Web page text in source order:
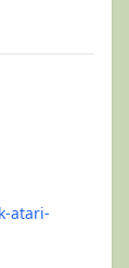
atari-